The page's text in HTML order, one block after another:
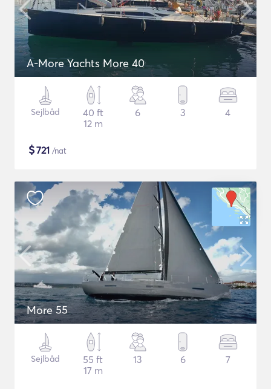
A-More Yachts More 40
Sejlbåd
40 ft
12 m
6 3 4
$721 /nat
More 55
Sejlbåd
55 ft
17 m
13 6 7